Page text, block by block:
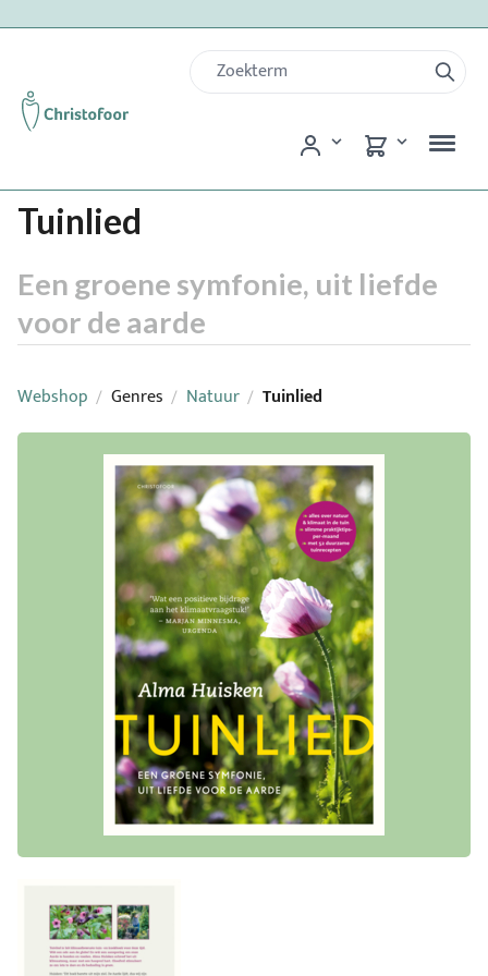
Tuinlied
Een groene symfonie, uit liefde
voor de aarde
Webshop / Genres / Natuur / Tuinlied